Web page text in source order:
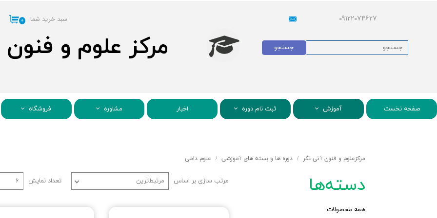
09122074627
مرکز علوم و فنون
۰ سبد خرید شما
جستجو
صفحه نخست آموزش ثبت نام دوره اخبار مشاوره فروشگاه
مرکزعلوم و فنون آتی نگر دوره ها و بسته های آموزشی علوم دامی
دسته‌ها
همه محصولات
مرتب سازی بر اساس مرتبط‌ترین تعداد نمایش ۶